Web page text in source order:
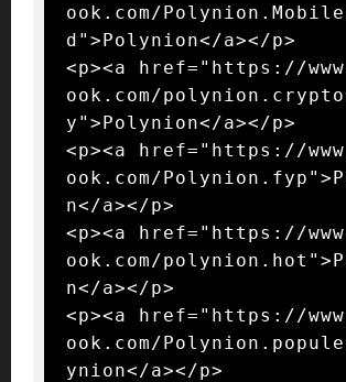
ook.com/
d">Polynion</a></p>
<p><a href="https://
ook.com/
y">Polynion</a></p>
<p><a href="https://
ook.com/
n</a></p>
<p><a href="https://
ook.com/
n</a></p>
<p><a href="https://
ook.com/
ynion</a></p>